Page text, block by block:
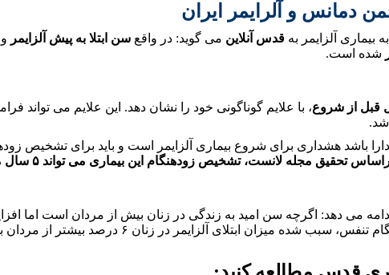
دمانس و آلرایمر ایران
بیماری آلزایمر به قدس آنلاین می گوید: در واقع سن ابتلا به پیش آلزایمر
شده است.
، با علایم گوناگونی خود را نشان دهد. این علایم می تواند
باشد هشداری برای شروع بیماری آلزایمر است و باید برای تشخیص
تحقیق مجله لانست، تشخیص زودهنگام این بیماری می تواند ۵ سال مشکلات بیماری را به عقب بیندازد.
می دهد: اگرچه سن امید به زندگی در زنان بیش از مردان است اما
گرفتن مقابل اجاق گاز برای پخت و پز و مصرف کربن